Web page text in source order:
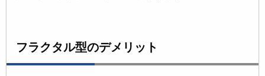
フラクタル型のデメリット